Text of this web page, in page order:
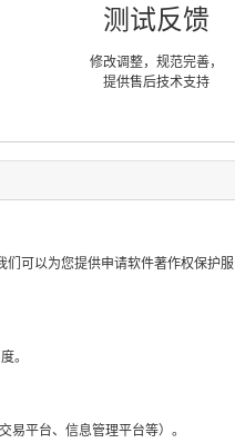
测试反馈
修改调整，规范完善，
提供售后技术支持
们可以为您提供申请软件著作权保护服
。
平台、信息管理平台等）。